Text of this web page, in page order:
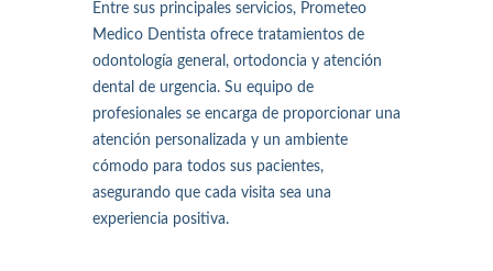
Entre sus principales servicios, Prometeo
Medico Dentista ofrece tratamientos de
odontología general, ortodoncia y atención
dental de urgencia. Su equipo de
profesionales se encarga de proporcionar una
atención personalizada y un ambiente
cómodo para todos sus pacientes,
asegurando que cada visita sea una
experiencia positiva.